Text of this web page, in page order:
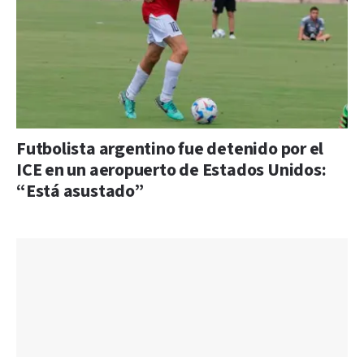
Futbolista argentino fue detenido por el
ICE en un aeropuerto de Estados Unidos:
“Está asustado”